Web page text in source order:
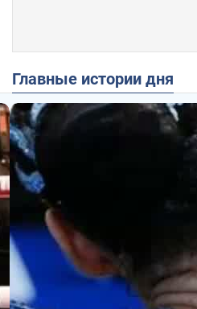
Главные истории дня